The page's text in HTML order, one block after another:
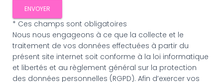
* Ces champs sont obligatoires
Nous nous engageons à ce que la collecte et le
traitement de vos données effectuées à partir du
présent site internet soit conforme à la loi informatique
et libertés et au règlement général sur la protection
des données personnelles (RGPD). Afin d’exercer vos